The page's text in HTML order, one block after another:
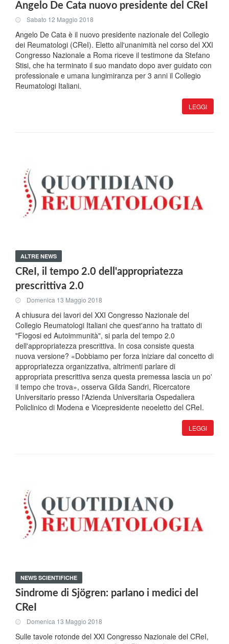
Angelo De Cata nuovo presidente del CReI
Sabato 12 Maggio 2018
Angelo De Cata è il nuovo presidente nazionale del Collegio
dei Reumatologi (CReI). Eletto all'unanimità nel corso del XXI
Congresso Nazionale a Roma riceve il testimone da Stefano
Stisi, che ha terminato il suo mandato dopo aver guidato con
professionale e umana lungimiranza per 3 anni il Collegio
Reumatologi Italiani.
LEGGI
ALTRE NEWS
CReI, il tempo 2.0 dell'appropriatezza
prescrittiva 2.0
Domenica 13 Maggio 2018
A chiusura dei lavori del XXI Congresso Nazionale del
Collegio Reumatologi Italiani che quest'anno ha trattato di
"Flogosi ed Autoimmunità", si parla del tempo 2.0
dell'appropriatezza prescrittiva. In cosa consiste questa
nuova versione? «Dobbiamo per forza iniziare dal concetto di
appropriatezza organizzativa, altrimenti parlare di
appropriata prescrittiva senza questa premessa lascia un po'
il tempo che trova», osserva Gilda Sandri, Ricercatore
Universitario presso l'Azienda Universitaria Ospedaliera
Policlinico di Modena e Vicepresidente neoeletto del CReI.
LEGGI
NEWS SCIENTIFICHE
Sindrome di Sjӧgren: parlano i medici del
CReI
Domenica 13 Maggio 2018
Sulle tavole rotonde del XXI Congresso Nazionale del CReI,